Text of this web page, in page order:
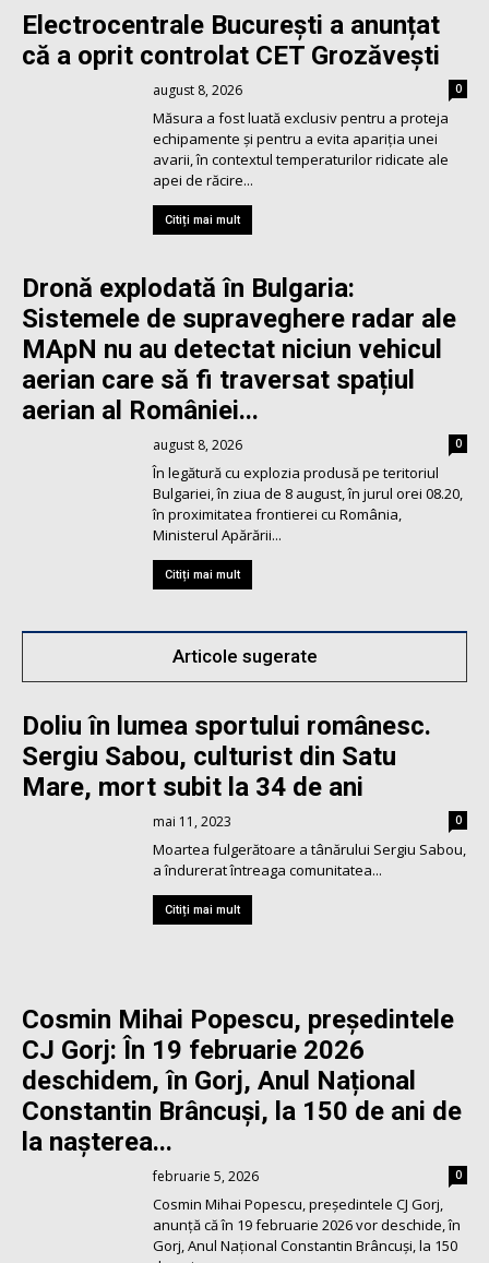
Electrocentrale București a anunțat
că a oprit controlat CET Grozăvești
august 8, 2026 0
Măsura a fost luată exclusiv pentru a proteja
echipamente și pentru a evita apariția unei
avarii, în contextul temperaturilor ridicate ale
apei de răcire...
Citiți mai mult
Dronă explodată în Bulgaria:
Sistemele de supraveghere radar ale
MApN nu au detectat niciun vehicul
aerian care să fi traversat spațiul
aerian al României...
august 8, 2026 0
În legătură cu explozia produsă pe teritoriul
Bulgariei, în ziua de 8 august, în jurul orei 08.20,
în proximitatea frontierei cu România,
Ministerul Apărării...
Citiți mai mult
Articole sugerate
Doliu în lumea sportului românesc.
Sergiu Sabou, culturist din Satu
Mare, mort subit la 34 de ani
mai 11, 2023 0
Moartea fulgerătoare a tânărului Sergiu Sabou,
a îndurerat întreaga comunitatea...
Citiți mai mult
Cosmin Mihai Popescu, președintele
CJ Gorj: În 19 februarie 2026
deschidem, în Gorj, Anul Național
Constantin Brâncuși, la 150 de ani de
la nașterea...
februarie 5, 2026 0
Cosmin Mihai Popescu, președintele CJ Gorj,
anunță că în 19 februarie 2026 vor deschide, în
Gorj, Anul Național Constantin Brâncuși, la 150